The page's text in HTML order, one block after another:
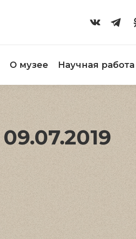
О музее Научная работа
09.07.2019
О музее